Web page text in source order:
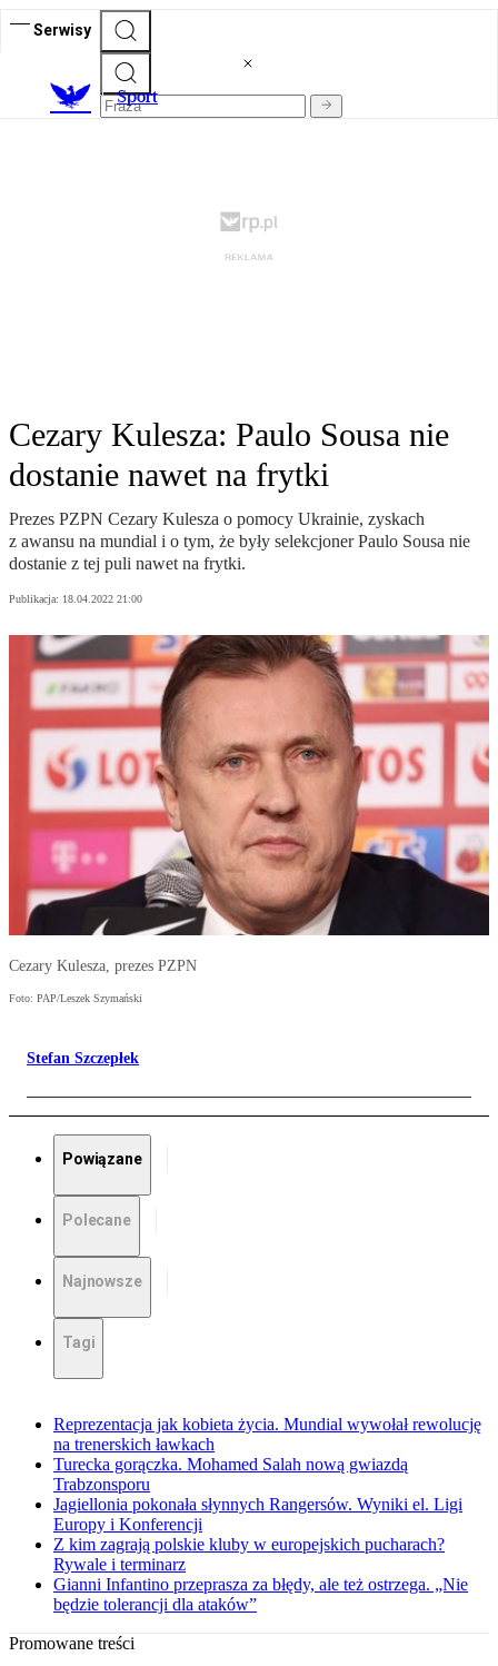
Serwisy
Sport
Cezary Kulesza: Paulo Sousa nie
dostanie nawet na frytki
Prezes PZPN Cezary Kulesza o pomocy Ukrainie, zyskach
z awansu na mundial i o tym, że były selekcjoner Paulo Sousa nie
dostanie z tej puli nawet na frytki.
Publikacja: 18.04.2022 21:00
Cezary Kulesza, prezes PZPN
Foto: PAP/Leszek Szymański
Stefan Szczepłek
Powiązane
Polecane
Najnowsze
Tagi
Reprezentacja jak kobieta życia. Mundial wywołał rewolucję
na trenerskich ławkach
Turecka gorączka. Mohamed Salah nową gwiazdą
Trabzonsporu
Jagiellonia pokonała słynnych Rangersów. Wyniki el. Ligi
Europy i Konferencji
Z kim zagrają polskie kluby w europejskich pucharach?
Rywale i terminarz
Gianni Infantino przeprasza za błędy, ale też ostrzega. „Nie
będzie tolerancji dla ataków”
Promowane treści